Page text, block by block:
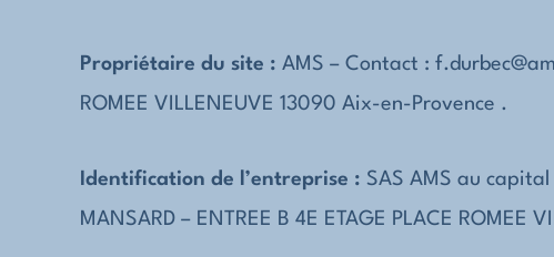
Propriétaire du site : AMS – Contact :
ROMEE VILLENEUVE 13090 Aix-en-Provence .
Identification de l’entreprise : SAS AMS au capital
MANSARD – ENTREE B 4E ETAGE PLACE ROMEE